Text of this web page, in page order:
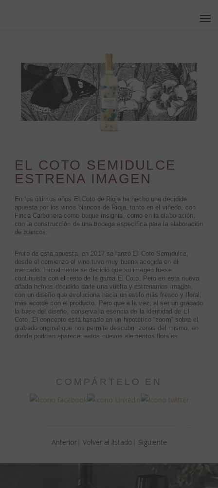
EL COTO SEMIDULCE
ESTRENA IMAGEN
En los últimos años El Coto de Rioja ha hecho una decidida
apuesta por los vinos blancos de Rioja, tanto en el viñedo, con
Finca Carbonera como buque insignia, como en la elaboración,
con la construcción de una bodega específica para la elaboración
de blancos.
Fruto de esta apuesta, en 2017 se lanzó El Coto Semidulce,
desde el comienzo el vino tuvo muy buena acogida en el
mercado. Inicialmente se decidió que su imagen fuese
continuista con el resto de la gama El Coto. Pero en esta nueva
añada hemos decidido darle una vuelta y estrenamos imagen,
con un diseño que evoluciona hacia un estilo más fresco y floral,
más acorde con el producto. Pero que a la vez, al ser un grabado
la base del diseño, conserva la esencia de la identidad de El
Coto. El concepto está basado en un hipotético “zoom” sobre el
grabado original que nos permite descubrir zonas del mismo, en
donde podrían aparecer estos nuevos elementos florales.
COMPÁRTELO EN
Anterior Volver al listado Siguiente